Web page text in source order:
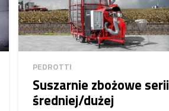
PEDROTTI
Suszarnie zbożowe serii
średniej/dużej